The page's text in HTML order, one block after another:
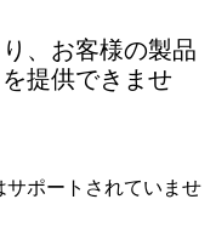
、お客様の製品
提供できませ
サポートされていませ